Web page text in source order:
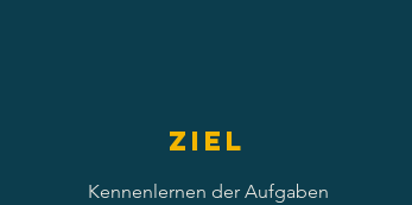
Ziel
Kennenlernen der Aufgaben